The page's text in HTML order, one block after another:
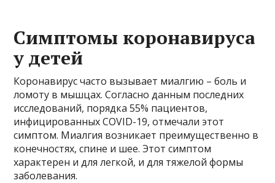
Симптомы коронавируса
у детей
Коронавирус часто вызывает миалгию – боль и
ломоту в мышцах. Согласно данным последних
исследований, порядка 55% пациентов,
инфицированных COVID-19, отмечали этот
симптом. Миалгия возникает преимущественно в
конечностях, спине и шее. Этот симптом
характерен и для легкой, и для тяжелой формы
заболевания.